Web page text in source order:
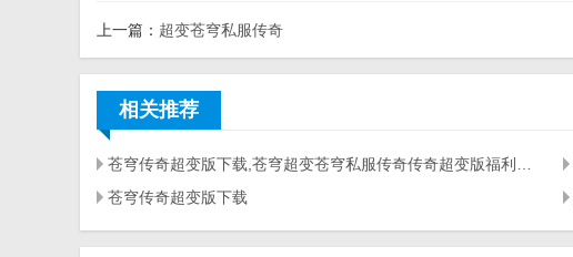
上一篇： 超变苍穹私服传奇
相关推荐
苍穹传奇超变版下载